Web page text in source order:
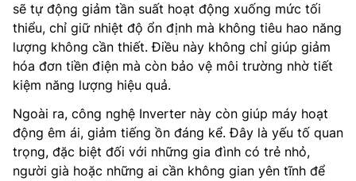
sẽ tự động giảm tần suất hoạt động xuống mức tối
thiểu, chỉ giữ nhiệt độ ổn định mà không tiêu hao năng
lượng không cần thiết. Điều này không chỉ giúp giảm
hóa đơn tiền điện mà còn bảo vệ môi trường nhờ tiết
kiệm năng lượng hiệu quả.
Ngoài ra, công nghệ Inverter này còn giúp máy hoạt
động êm ái, giảm tiếng ồn đáng kể. Đây là yếu tố quan
trọng, đặc biệt đối với những gia đình có trẻ nhỏ,
người già hoặc những ai cần không gian yên tĩnh để